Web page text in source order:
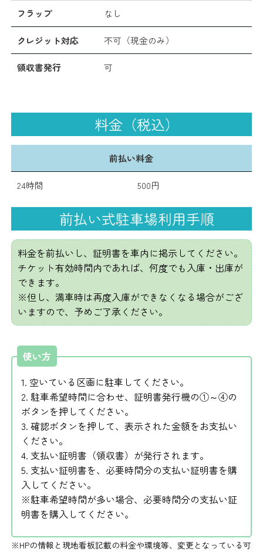
フラップ なし
クレジット対応 不可（現金のみ）
領収書発行 可
料金（税込）
前払い料金
24時間 500円
前払い式駐車場利用手順
料金を前払いし、証明書を車内に掲示してください。
チケット有効時間内であれば、何度でも入庫・出庫が
できます。
※但し、満車時は再度入庫ができなくなる場合がござ
いますので、予めご了承ください。
使い方
1. 空いている区画に駐車してください。
2. 駐車希望時間に合わせ、証明書発行機の①～④の
ボタンを押してください。
3. 確認ボタンを押して、表示された金額をお支払い
ください。
4. 支払い証明書（領収書）が発行されます。
5. 支払い証明書を、必要時間分の支払い証明書を購
入してください。
※駐車希望時間が多い場合、必要時間分の支払い証
明書を購入してください。
※HPの情報と現地看板記載の料金や環境等、変更となっている可